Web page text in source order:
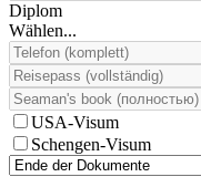
Diplom
Wählen...
USA-Visum
Schengen-Visum